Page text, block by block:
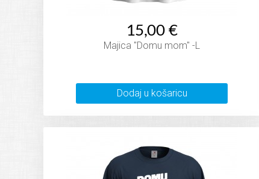
15,00 €
Majica "Domu mom" -L
Dodaj u košaricu